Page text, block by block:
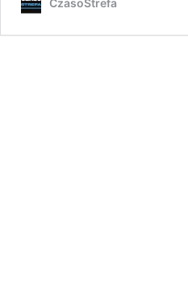
CzasoStrefa